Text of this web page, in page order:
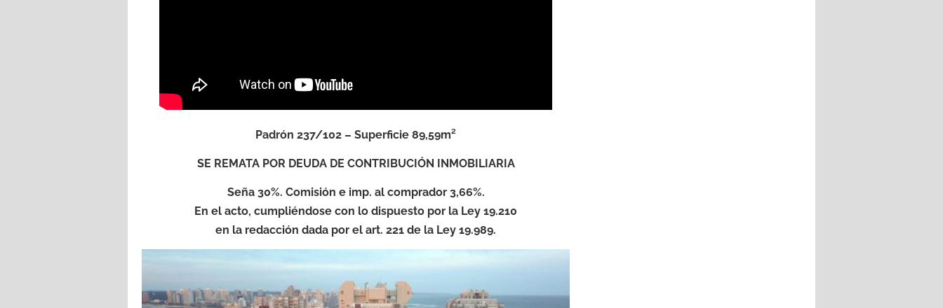
Padrón 237/102 – Superficie 89,59m²
SE REMATA POR DEUDA DE CONTRIBUCIÓN INMOBILIARIA
Seña 30%. Comisión e imp. al comprador 3,66%.
En el acto, cumpliéndose con lo dispuesto por la Ley 19.210
en la redacción dada por el art. 221 de la Ley 19.989.